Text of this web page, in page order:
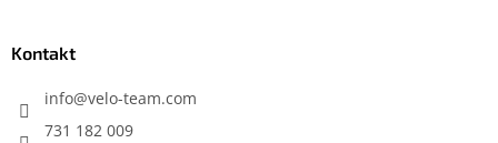
Kontakt
info@velo-team.com
731 182 009